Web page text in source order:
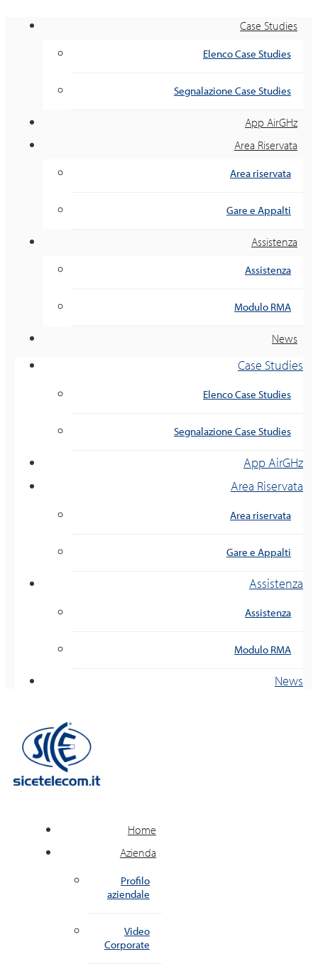
Case Studies
Elenco Case Studies
Segnalazione Case Studies
App AirGHz
Area Riservata
Area riservata
Gare e Appalti
Assistenza
Assistenza
Modulo RMA
News
Case Studies
Elenco Case Studies
Segnalazione Case Studies
App AirGHz
Area Riservata
Area riservata
Gare e Appalti
Assistenza
Assistenza
Modulo RMA
News
Home
Azienda
Profilo
aziendale
Video
Corporate